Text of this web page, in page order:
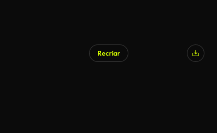
Recriar